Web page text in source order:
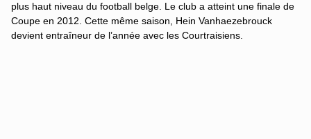
plus haut niveau du football belge. Le club a atteint une finale de
Coupe en 2012. Cette même saison, Hein Vanhaezebrouck
devient entraîneur de l’année avec les Courtraisiens.